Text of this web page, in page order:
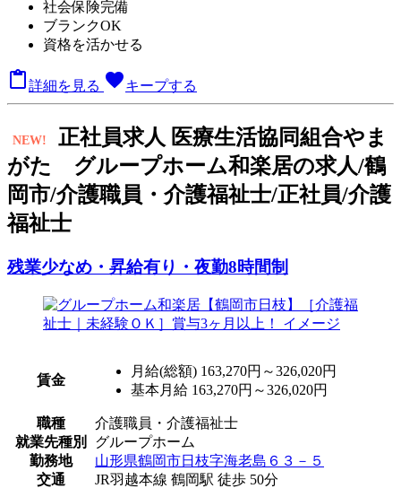
社会保険完備
ブランクOK
資格を活かせる
 詳細を見る favoriteキープする
NEW! 正社員求人 医療生活協同組合やま
がた グループホーム和楽居の求人/鶴
岡市/介護職員・介護福祉士/正社員/介護
福祉士
残業少なめ・昇給有り・夜勤8時間制
賃金
月給(総額) 163,270円～326,020円
基本月給 163,270円～326,020円
職種
介護職員・介護福祉士
就業先種別
グループホーム
勤務地
山形県鶴岡市日枝字海老島６３－５
交通
JR羽越本線 鶴岡駅 徒歩 50分